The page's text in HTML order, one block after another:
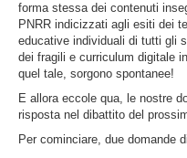
forma stessa dei contenuti
PNRR indicizzati agli esiti dei
educative individuali di tutti gli
dei fragili e curriculum digitale
quel tale, sorgono spontanee!
E allora eccole qua, le nostre
risposta nel dibattito del
Per cominciare, due domande